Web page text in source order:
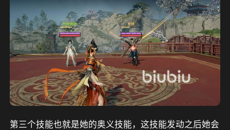
第三个技能也就是她的奥义技能，这技能发动之后她会